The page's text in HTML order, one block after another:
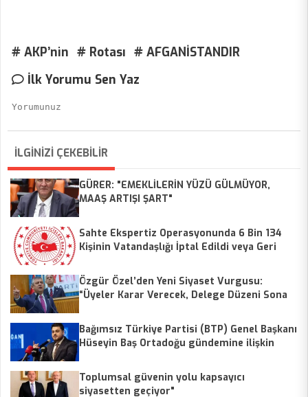
# AKP’nin # Rotası # AFGANİSTANDIR
İlk Yorumu Sen Yaz
İLGİNİZİ ÇEKEBİLİR
GÜRER: "EMEKLİLERİN YÜZÜ GÜLMÜYOR,
MAAŞ ARTIŞI ŞART"
Sahte Ekspertiz Operasyonunda 6 Bin 134
Kişinin Vatandaşlığı İptal Edildi veya Geri
Özgür Özel’den Yeni Siyaset Vurgusu:
“Üyeler Karar Verecek, Delege Düzeni Sona
Bağımsız Türkiye Partisi (BTP) Genel Başkanı
Hüseyin Baş Ortadoğu gündemine ilişkin
Toplumsal güvenin yolu kapsayıcı
siyasetten geçiyor"